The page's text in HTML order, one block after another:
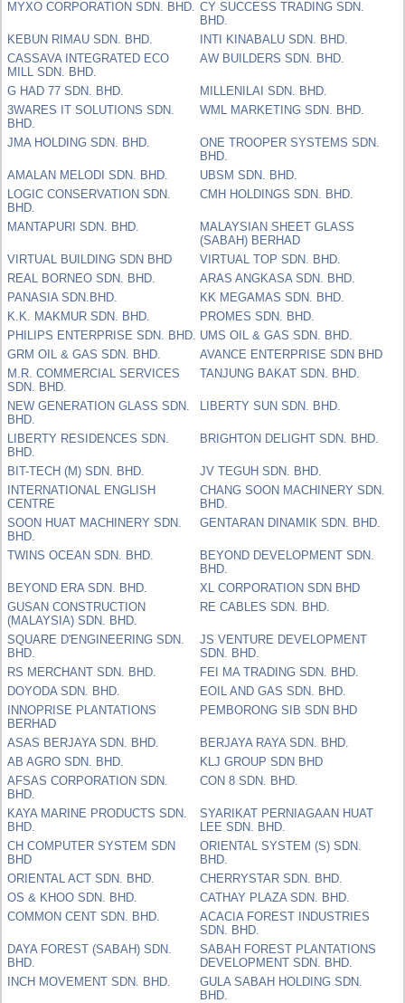
MYXO CORPORATION SDN. BHD.
CY SUCCESS TRADING SDN.
BHD.
KEBUN RIMAU SDN. BHD.
INTI KINABALU SDN. BHD.
CASSAVA INTEGRATED ECO
MILL SDN. BHD.
AW BUILDERS SDN. BHD.
G HAD 77 SDN. BHD.
MILLENILAI SDN. BHD.
3WARES IT SOLUTIONS SDN.
BHD.
WML MARKETING SDN. BHD.
JMA HOLDING SDN. BHD.
ONE TROOPER SYSTEMS SDN.
BHD.
AMALAN MELODI SDN. BHD.
UBSM SDN. BHD.
LOGIC CONSERVATION SDN.
BHD.
CMH HOLDINGS SDN. BHD.
MANTAPURI SDN. BHD.
MALAYSIAN SHEET GLASS
(SABAH) BERHAD
VIRTUAL BUILDING SDN BHD
VIRTUAL TOP SDN. BHD.
REAL BORNEO SDN. BHD.
ARAS ANGKASA SDN. BHD.
PANASIA SDN.BHD.
KK MEGAMAS SDN. BHD.
K.K. MAKMUR SDN. BHD.
PROMES SDN. BHD.
PHILIPS ENTERPRISE SDN. BHD. UMS OIL & GAS SDN. BHD.
GRM OIL & GAS SDN. BHD.
AVANCE ENTERPRISE SDN BHD
M.R. COMMERCIAL SERVICES
SDN. BHD.
TANJUNG BAKAT SDN. BHD.
NEW GENERATION GLASS SDN.
BHD.
LIBERTY SUN SDN. BHD.
LIBERTY RESIDENCES SDN.
BHD.
BRIGHTON DELIGHT SDN. BHD.
BIT-TECH (M) SDN. BHD.
JV TEGUH SDN. BHD.
INTERNATIONAL ENGLISH
CENTRE
CHANG SOON MACHINERY SDN.
BHD.
SOON HUAT MACHINERY SDN.
BHD.
GENTARAN DINAMIK SDN. BHD.
TWINS OCEAN SDN. BHD.
BEYOND DEVELOPMENT SDN.
BHD.
BEYOND ERA SDN. BHD.
XL CORPORATION SDN BHD
GUSAN CONSTRUCTION
(MALAYSIA) SDN. BHD.
RE CABLES SDN. BHD.
SQUARE D'ENGINEERING SDN.
BHD.
JS VENTURE DEVELOPMENT
SDN. BHD.
RS MERCHANT SDN. BHD.
FEI MA TRADING SDN. BHD.
DOYODA SDN. BHD.
EOIL AND GAS SDN. BHD.
INNOPRISE PLANTATIONS
BERHAD
PEMBORONG SIB SDN BHD
ASAS BERJAYA SDN. BHD.
BERJAYA RAYA SDN. BHD.
AB AGRO SDN. BHD.
KLJ GROUP SDN BHD
AFSAS CORPORATION SDN.
BHD.
CON 8 SDN. BHD.
KAYA MARINE PRODUCTS SDN.
BHD.
SYARIKAT PERNIAGAAN HUAT
LEE SDN. BHD.
CH COMPUTER SYSTEM SDN
BHD
ORIENTAL SYSTEM (S) SDN.
BHD.
ORIENTAL ACT SDN. BHD.
CHERRYSTAR SDN. BHD.
OS & KHOO SDN. BHD.
CATHAY PLAZA SDN. BHD.
COMMON CENT SDN. BHD.
ACACIA FOREST INDUSTRIES
SDN. BHD.
DAYA FOREST (SABAH) SDN.
BHD.
SABAH FOREST PLANTATIONS
DEVELOPMENT SDN. BHD.
INCH MOVEMENT SDN. BHD.
GULA SABAH HOLDING SDN.
BHD.